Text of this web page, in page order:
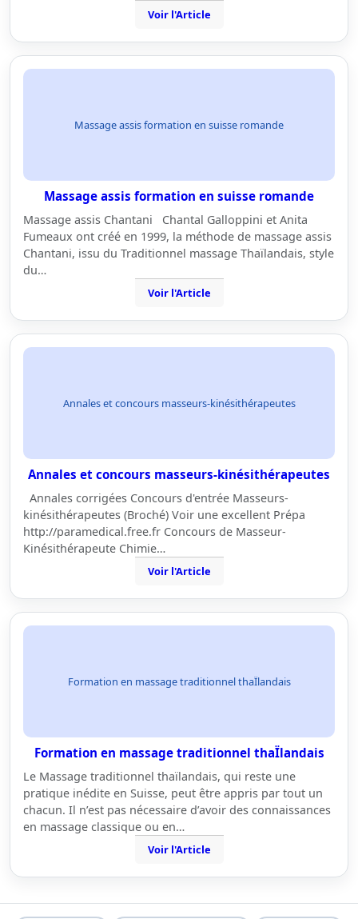
Voir l'Article
Massage assis formation en suisse romande
Massage assis formation en suisse romande
Massage assis Chantani Chantal Galloppini et Anita
Fumeaux ont créé en 1999, la méthode de massage assis
Chantani, issu du Traditionnel massage Thaïlandais, style
du…
Voir l'Article
Annales et concours masseurs-kinésithérapeutes
Annales et concours masseurs-kinésithérapeutes
Annales corrigées Concours d'entrée Masseurs-
kinésithérapeutes (Broché) Voir une excellent Prépa
http://paramedical.free.fr Concours de Masseur-
Kinésithérapeute Chimie…
Voir l'Article
Formation en massage traditionnel thaÏlandais
Formation en massage traditionnel thaÏlandais
Le Massage traditionnel thaïlandais, qui reste une
pratique inédite en Suisse, peut être appris par tout un
chacun. Il n’est pas nécessaire d’avoir des connaissances
en massage classique ou en…
Voir l'Article